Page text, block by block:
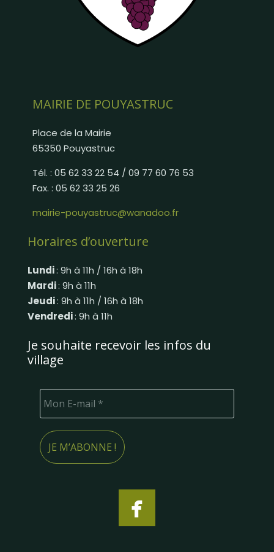
MAIRIE DE POUYASTRUC
Place de la Mairie
65350 Pouyastruc
Tél. : 05 62 33 22 54 / 09 77 60 76 53
Fax. : 05 62 33 25 26
mairie-pouyastruc@wanadoo.fr
Horaires d’ouverture
Lundi: 9h à 11h / 16h à 18h
Mardi: 9h à 11h
Jeudi: 9h à 11h / 16h à 18h
Vendredi: 9h à 11h
Je souhaite recevoir les infos du
village